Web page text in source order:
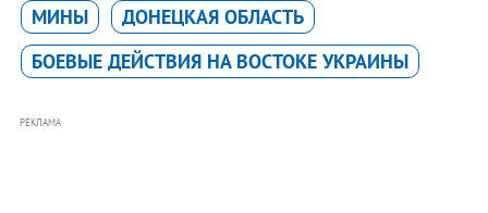
МИНЫ
ДОНЕЦКАЯ ОБЛАСТЬ
БОЕВЫЕ ДЕЙСТВИЯ НА ВОСТОКЕ УКРАИНЫ
РЕКЛАМА